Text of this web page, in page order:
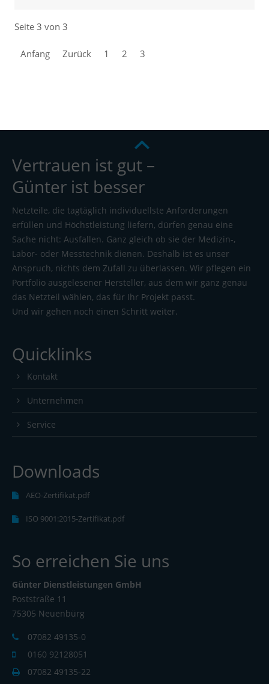
Seite 3 von 3
Anfang Zurück 1 2 3
Vertrauen ist gut –
Günter ist besser
Netzteile, die tagtäglich individuellste Anforderungen
erfüllen und Höchstleistung liefern, dürfen genau eine
Sache nicht: Ausfallen. Ganz gleich ob sie der Medizin-,
Labor- oder Messtechnik dienen. Deshalb ist es unser
Anspruch, nichts dem Zufall zu überlassen. Wir pflegen ein
Portfolio ausgelesener Hersteller, aus dem wir ganz genau
das Netzteil wählen, das für Ihr Projekt passt.
Und wir gehen noch einen Schritt weiter.
Quicklinks
Kontakt
Unternehmen
Service
Downloads
AEO-Zertifikat.pdf
ISO 9001:2015-Zertifikat.pdf
So erreichen Sie uns
Günter Dienstleistungen GmbH
Poststraße 11
75305 Neuenbürg
07082 49135-0
0160 92128051
07082 49135-22